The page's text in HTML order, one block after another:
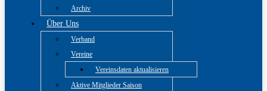
Archiv
Über Uns
Verband
Vereine
Vereinsdaten aktualisieren
Aktive Mitglieder Saison